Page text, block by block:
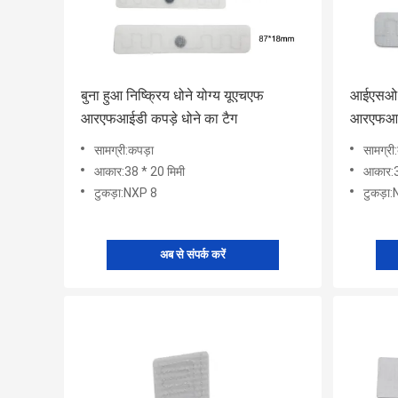
बुना हुआ निष्क्रिय धोने योग्य यूएचएफ
आरएफआईडी कपड़े धोने का टैग
सामग्री:कपड़ा
आकार:38 * 20 मिमी
टुकड़ा:NXP 8
अब से संपर्क करें
आईएसओ